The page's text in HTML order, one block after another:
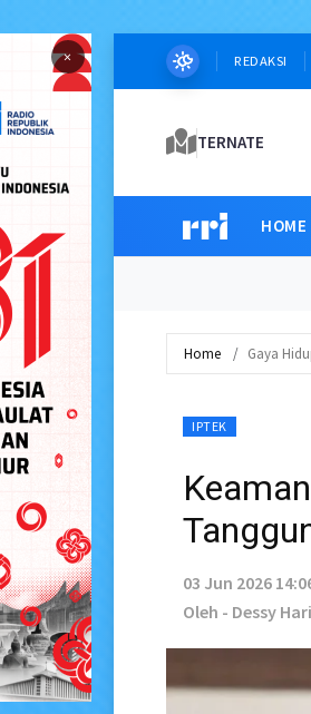
× REDAKSI
TERNATE
HOME
Home Gaya
IPTEK
03 Jun 2026
Oleh - Dessy